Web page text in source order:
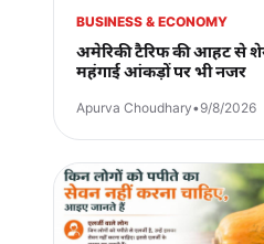
BUSINESS & ECONOMY
अमेरिकी टैरिफ की आहट से
महंगाई आंकड़ों पर भी नजर
Apurva Choudhary•9/8/2026